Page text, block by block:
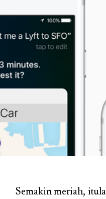
Semakin meriah,